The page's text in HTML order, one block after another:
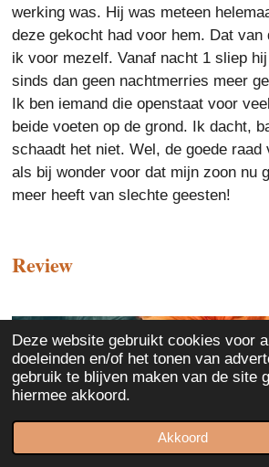
Deze website gebruikt cookies voor
doeleinden en/of het tonen van
gebruik te blijven maken van de site
hiermee akkoord.
Akkoord
werking was. Hij was meteen
deze gekocht had voor hem. Dat
ik voor mezelf. Vanaf nacht 1 sliep
sinds dan geen nachtmerries meer
Ik ben iemand die openstaat voor
beide voeten op de grond. Ik dacht,
schaadt het niet. Wel, de goede raad
als bij wonder voor dat mijn zoon nu
meer heeft van slechte geesten!
Review
Kaart